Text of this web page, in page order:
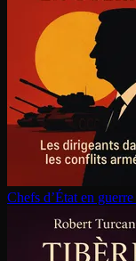
Chefs d’État en guerre